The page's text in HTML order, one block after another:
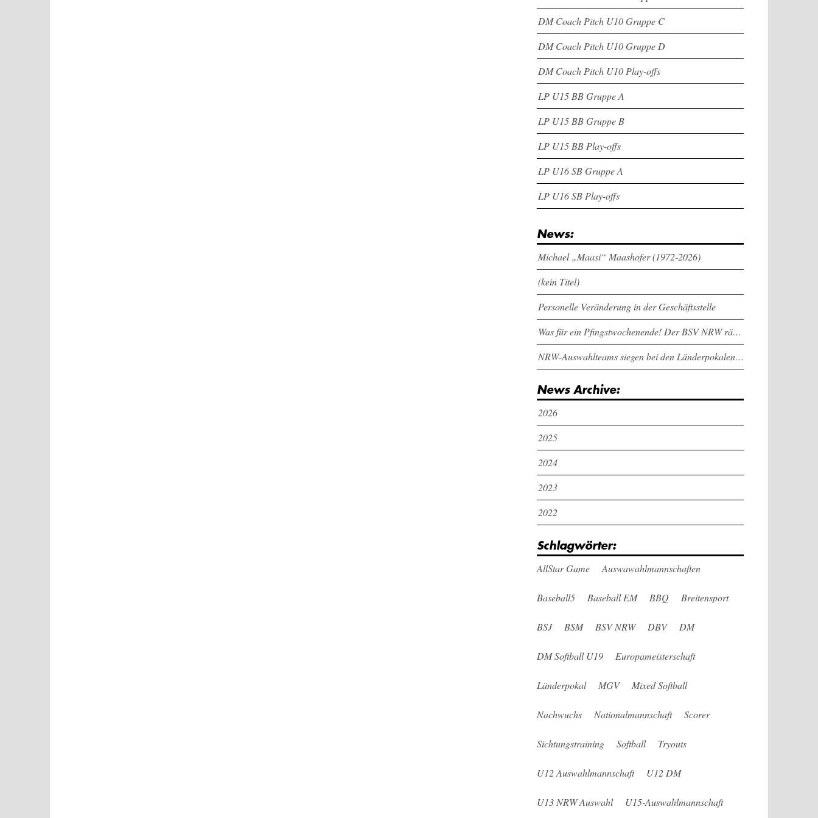
DM Coach Pitch U10 Gruppe C
DM Coach Pitch U10 Gruppe D
DM Coach Pitch U10 Play-offs
LP U15 BB Gruppe A
LP U15 BB Gruppe B
LP U15 BB Play-offs
LP U16 SB Gruppe A
LP U16 SB Play-offs
News:
Michael „Maasi“ Maashofer (1972-2026)
(kein Titel)
Personelle Veränderung in der Geschäftsstelle
Was für ein Pfingstwochenende! Der BSV NRW räumt bei den Länderpokalen ab
NRW-Auswahlteams siegen bei den Länderpokalen und dem Deutschlandcup an Pfingsten
News Archive:
2026
2025
2024
2023
2022
Schlagwörter:
AllStar Game Auswawahlmannschaften
Baseball5 Baseball EM BBQ Breitensport
BSJ BSM BSV NRW DBV DM
DM Softball U19 Europameisterschaft
Länderpokal MGV Mixed Softball
Nachwuchs Nationalmannschaft Scorer
Sichtungstraining Softball Tryouts
U12 Auswahlmannschaft U12 DM
U13 NRW Auswahl U15-Auswahlmannschaft